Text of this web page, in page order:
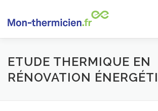
contenu
ACCUEIL NOS TARIFS QUI
ETUDE THERMIQUE EN
RÉNOVATION